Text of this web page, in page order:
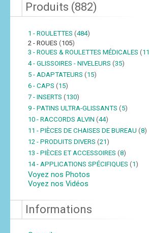
Produits (882)
1 - ROULETTES (484)
2 - ROUES (105)
3 - ROUES & ROULETTES MÉDICALES (11
4 - GLISSOIRES - NIVELEURS (35)
5 - ADAPTATEURS (15)
6 - CAPS (15)
7 - INSERTS (130)
9 - PATINS ULTRA-GLISSANTS (5)
10 - RACCORDS ALVIN (44)
11 - PIÈCES DE CHAISES DE BUREAU (8)
12 - PRODUITS DIVERS (21)
13 - PIÈCES ET ACCESSOIRES (8)
14 - APPLICATIONS SPÉCIFIQUES (1)
Voyez nos Photos
Voyez nos Vidéos
Informations